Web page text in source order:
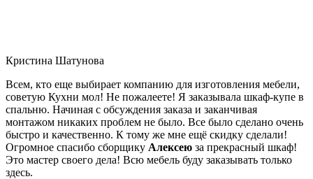
Кристина Шатунова
Всем, кто еще выбирает компанию для изготовления мебели,
советую Кухни мол! Не пожалеете! Я заказывала шкаф-купе в
спальню. Начиная с обсуждения заказа и заканчивая
монтажом никаких проблем не было. Все было сделано очень
быстро и качественно. К тому же мне ещё скидку сделали!
Огромное спасибо сборщику Алексею за прекрасный шкаф!
Это мастер своего дела! Всю мебель буду заказывать только
здесь.